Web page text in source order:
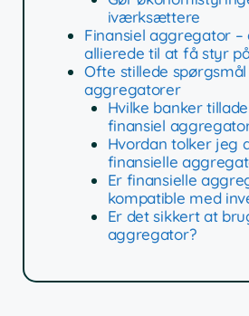
iværksættere
Finansiel aggregator –
allierede til at få styr
Ofte stillede
aggregatorer
Hvilke banker
finansiel
Hvordan tolker jeg
finansielle
Er finansielle
kompatible med
Er det sikkert at
aggregator?